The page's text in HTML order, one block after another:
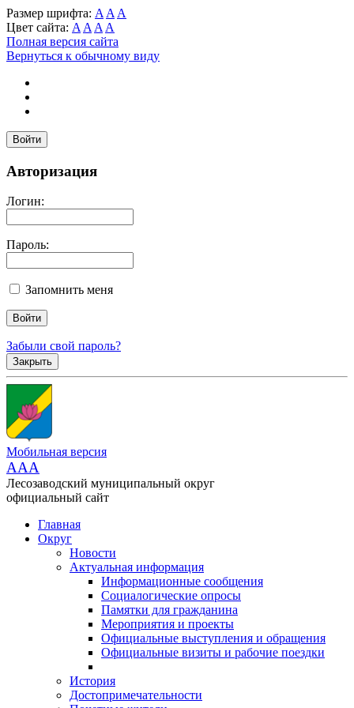
Размер шрифта: A A A
Цвет сайта: A A A A
Полная версия сайта
Вернуться к обычному виду
Войти
Авторизация
Логин:
Пароль:
Запомнить меня
Забыли свой пароль?
Закрыть
Мобильная версия
AAA
Лесозаводский муниципальный округ
официальный сайт
Главная
Округ
Новости
Актуальная информация
Информационные сообщения
Социалогические опросы
Памятки для гражданина
Мероприятия и проекты
Официальные выступления и обращения
Официальные визиты и рабочие поездки
История
Достопримечательности